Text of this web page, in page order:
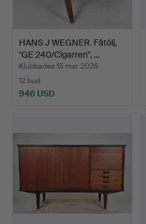
HANS J WEGNER. Fåtölj,
"GE 240/Cigarren", …
Klubbades 15 mar 2026
12 bud
946 USD